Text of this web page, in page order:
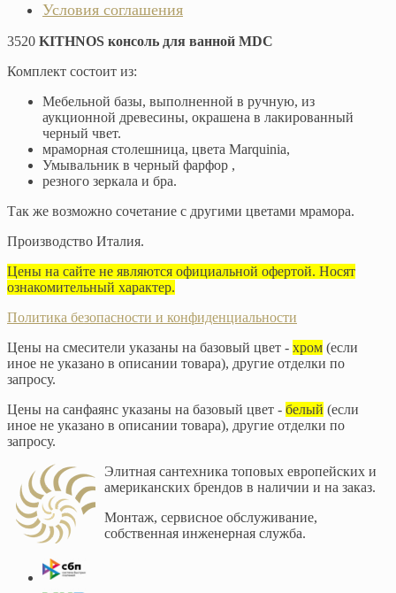
Условия соглашения
3520 KITHNOS консоль для ванной MDC
Комплект состоит из:
Мебельной базы, выполненной в ручную, из
аукционной древесины, окрашена в лакированный
черный чвет.
мраморная столешница, цвета Marquinia,
Умывальник в черный фарфор ,
резного зеркала и бра.
Так же возможно сочетание с другими цветами мрамора.
Производство Италия.
Цены на сайте не являются официальной офертой. Носят
ознакомительный характер.
Политика безопасности и конфиденциальности
Цены на смесители указаны на базовый цвет - хром (если
иное не указано в описании товара), другие отделки по
запросу.
Цены на санфаянс указаны на базовый цвет - белый (если
иное не указано в описании товара), другие отделки по
запросу.
Элитная сантехника топовых европейских и
американских брендов в наличии и на заказ.
Монтаж, сервисное обслуживание,
собственная инженерная служба.